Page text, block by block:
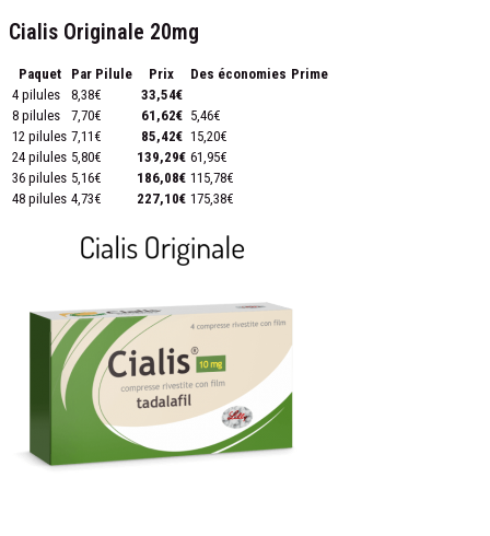
Cialis Originale 20mg
Paquet Par Pilule Prix Des économies Prime
4 pilules
8,38€
33,54€
8 pilules
7,70€ 61,62€ 5,46€
12 pilules 7,11€ 85,42€ 15,20€
24 pilules 5,80€ 139,29€ 61,95€
36 pilules 5,16€ 186,08€ 115,78€
48 pilules 4,73€ 227,10€ 175,38€